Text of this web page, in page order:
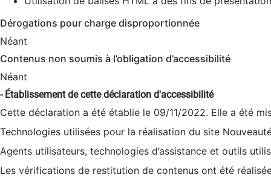
Dérogations pour charge disproportionnée
Néant
Contenus non soumis à l’obligation d’accessibilité
Néant
- Établissement de cette déclaration d'accessibilité
Cette déclaration a été établie le 09/11/2022. Elle a été
Technologies utilisées pour la réalisation du site
Agents utilisateurs, technologies d’assistance et outils
Les vérifications de restitution de contenus ont été